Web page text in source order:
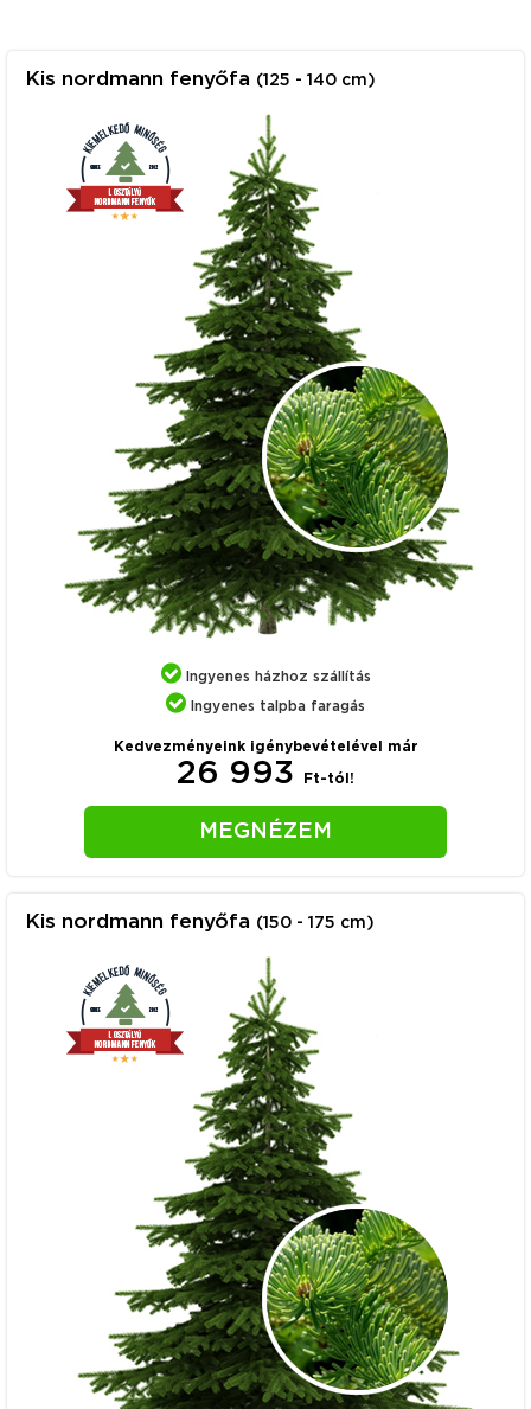
Kis nordmann fenyőfa (125 - 140 cm)
Ingyenes házhoz szállítás
Ingyenes talpba faragás
Kedvezményeink igénybevételével már
26 993 Ft-tól!
MEGNÉZEM
Kis nordmann fenyőfa (150 - 175 cm)